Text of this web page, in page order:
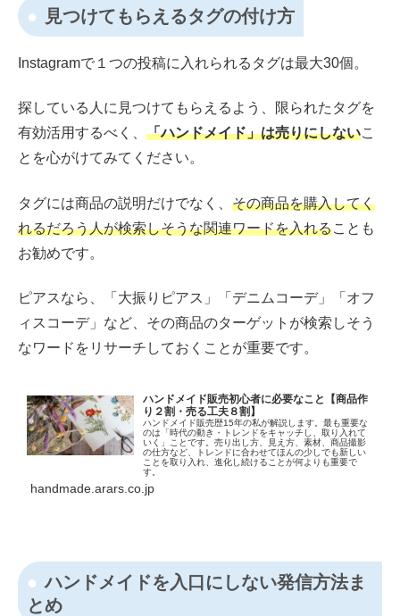
見つけてもらえるタグの付け方
Instagramで１つの投稿に入れられるタグは最大30個。
探している人に見つけてもらえるよう、限られたタグを
有効活用するべく、 「ハンドメイド」は売りにしないこ
とを心がけてみてください。
タグには商品の説明だけでなく、 その商品を購入してく
れるだろう人が検索しそうな関連ワードを入れることも
お勧めです。
ピアスなら、「大振りピアス」「デニムコーデ」「オフ
ィスコーデ」など、その商品のターゲットが検索しそう
なワードをリサーチしておくことが重要です。
ハンドメイド販売初心者に必要なこと【商品作
り２割・売る工夫８割】
ハンドメイド販売歴15年の私が解説します。最も重要な
のは「時代の動き・トレンドをキャッチし、取り入れて
いく」ことです。売り出し方、見え方、素材、商品撮影
の仕方など、トレンドに合わせてほんの少しでも新しい
ことを取り入れ、進化し続けることが何よりも重要で
す。
handmade.arars.co.jp
ハンドメイドを入口にしない発信方法ま
とめ